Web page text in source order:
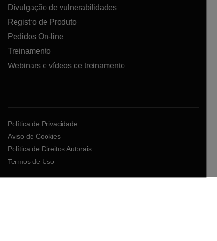
Divulgação de vulnerabilidades
Registro de Produto
Pedidos On-line
Treinamento
Webinars e vídeos de treinamento
Política de Privacidade
Aviso de Cookies
Política de Direitos Autorais
Termos de Uso